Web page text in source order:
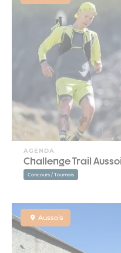
AGENDA
Challenge Trail
Concours / Tournois
Aussois